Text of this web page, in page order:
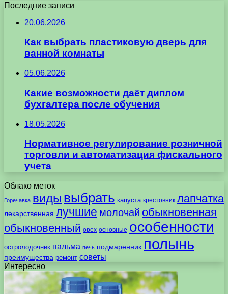
Последние записи
20.06.2026
Как выбрать пластиковую дверь для
ванной комнаты
05.06.2026
Какие возможности даёт диплом
бухгалтера после обучения
18.05.2026
Нормативное регулирование розничной
торговли и автоматизация фискального
учета
Облако меток
Горечавка виды выбрать капуста крестовник лапчатка
лекарственная лучшие молочай обыкновенная
обыкновенный орех основные особенности
остролодочник пальма печь подмаренник полынь
преимущества ремонт советы
Интересно